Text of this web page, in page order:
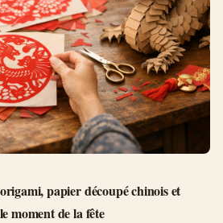
papier découpé chinois et
moment de la fête